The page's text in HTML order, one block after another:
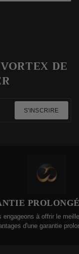
DE
S'INSCRIRE
PROLONGÉE
à offrir le
d'une garantie